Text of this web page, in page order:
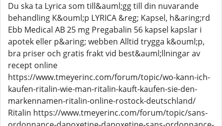
Du ska ta Lyrica som till&auml;gg till din nuvarande
behandling K&ouml;p LYRICA &reg; Kapsel, h&aring;rd
Ebb Medical AB 25 mg Pregabalin 56 kapsel kapslar i
apotek eller p&aring; webben Alltid trygga k&ouml;p,
bra priser och gratis frakt vid best&auml;llningar av
recept online
https://www.tmeyerinc.com/forum/topic/wo-kann-ich-
kaufen-ritalin-wie-man-ritalin-kauft-kaufen-sie-den-
markennamen-ritalin-online-rostock-deutschland/
Ritalin https://www.tmeyerinc.com/forum/topic/sans-